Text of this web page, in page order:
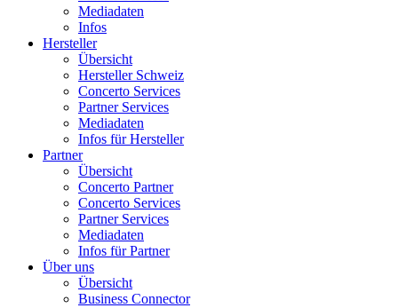
Mediadaten
Infos
Hersteller
Übersicht
Hersteller Schweiz
Concerto Services
Partner Services
Mediadaten
Infos für Hersteller
Partner
Übersicht
Concerto Partner
Concerto Services
Partner Services
Mediadaten
Infos für Partner
Über uns
Übersicht
Business Connector